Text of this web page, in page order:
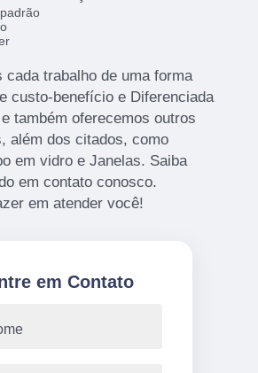
cada trabalho de uma forma
custo-benefício e Diferenciada
também oferecemos outros
além dos citados, como
em vidro e Janelas. Saiba
em contato conosco.
em atender você!
em Contato